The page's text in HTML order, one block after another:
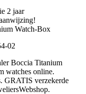
2 jaar
Watch-Box
02
Boccia Titanium
watches online.
GRATIS verzekerde